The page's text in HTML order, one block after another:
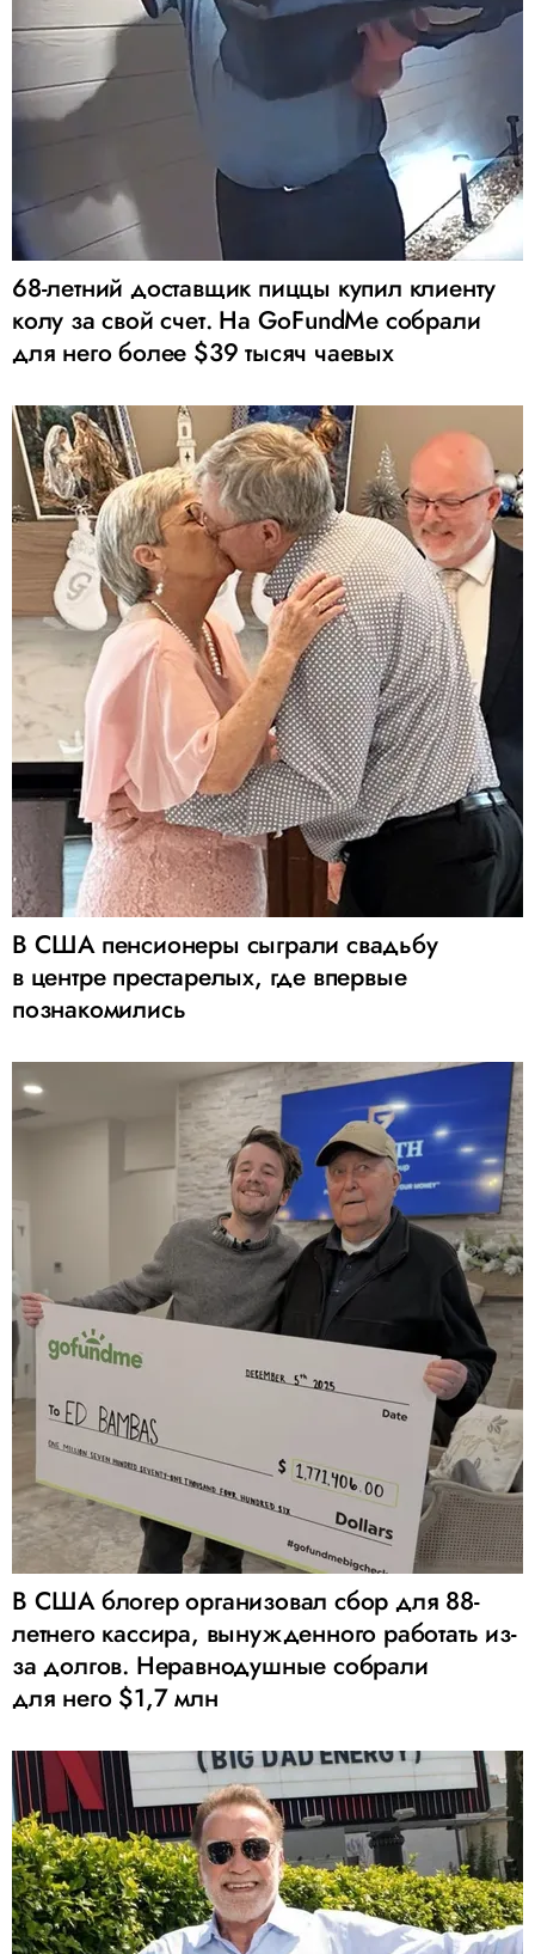
68-летний доставщик пиццы купил клиенту
колу за свой счет. На GoFundMe собрали
для него более $39 тысяч чаевых
В США пенсионеры сыграли свадьбу
в центре престарелых, где впервые
познакомились
В США блогер организовал сбор для 88-
летнего кассира, вынужденного работать из-
за долгов. Неравнодушные собрали
для него $1,7 млн